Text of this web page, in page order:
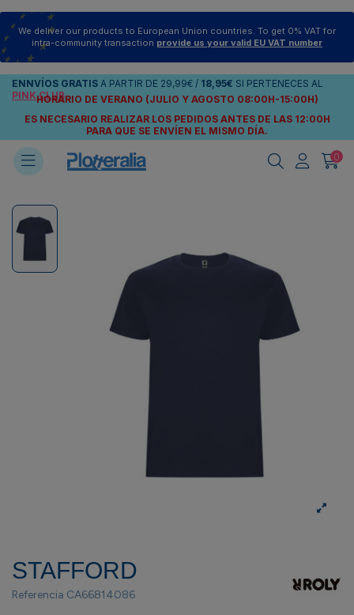
We deliver our products to European Union countries. To get 0% VAT for
intra-community transaction provide us your valid EU VAT number
ENNVÍOS GRATIS A PARTIR DE 29,99€ / 18,95€ SI PERTENECES AL
PINK CLUB
HORARIO DE VERANO (JULIO Y AGOSTO 08:00H-15:00H)
ES NECESARIO REALIZAR LOS PEDIDOS ANTES DE LAS 12:00H
PARA QUE SE ENVÍEN EL MISMO DÍA.
0
STAFFORD
Referencia CA66814086